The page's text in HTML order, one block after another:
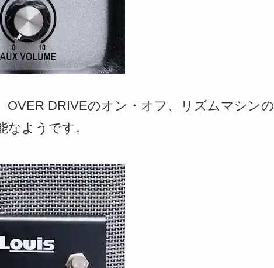
DRIVEのオン・オフ、リズムマシンの
ようです。